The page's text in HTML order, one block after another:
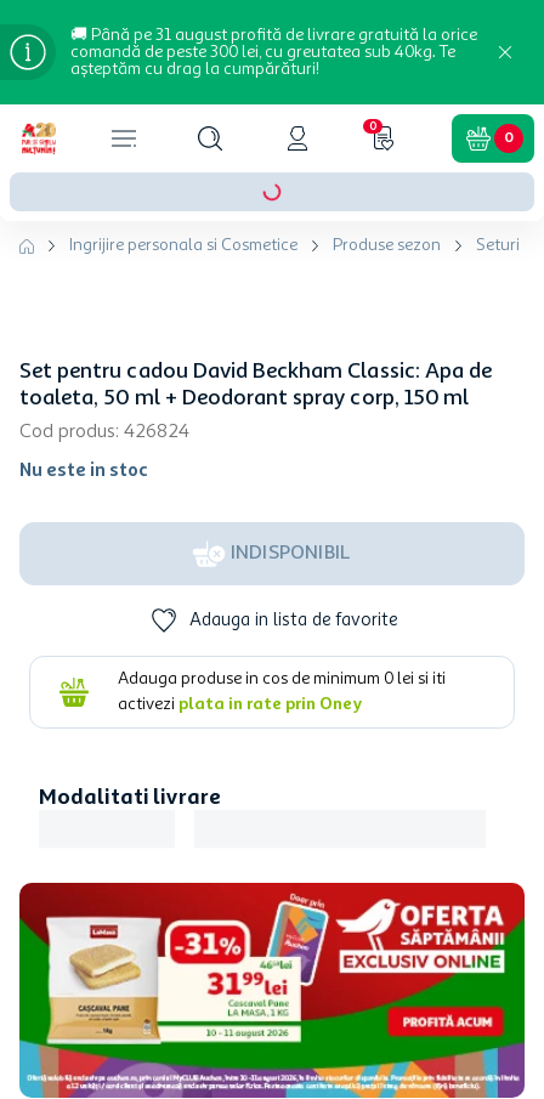
🚚 Până pe 31 august profită de livrare gratuită la orice
comandă de peste 300 lei, cu greutatea sub 40kg. Te
așteptăm cu drag la cumpărături!
0
0
Ingrijire personala si Cosmetice Produse sezon Seturi
Set pentru cadou David Beckham Classic: Apa de
toaleta, 50 ml + Deodorant spray corp, 150 ml
Cod produs: 426824
Nu este in stoc
INDISPONIBIL
Adauga in lista de favorite
Adauga produse in cos de minimum 0 lei si iti
activezi plata in rate prin Oney
Modalitati livrare